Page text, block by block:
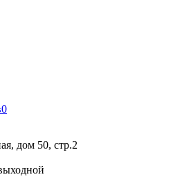
0
дом 50, стр.2